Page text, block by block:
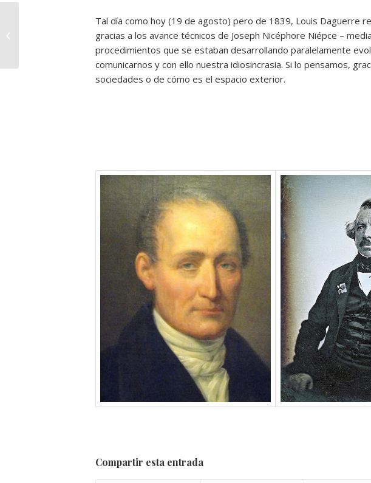
Tal día como hoy (19 de agosto) pero de 1839, Louis Daguerre
gracias a los avance técnicos de Joseph Nicéphore Niépce –
procedimientos que se estaban desarrollando paralelamente
comunicarnos y con ello nuestra idiosincrasia. Si lo pensamos,
sociedades o de cómo es el espacio exterior.
Compartir esta entrada